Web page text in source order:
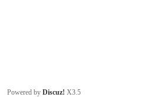
Powered by Discuz! X3.5